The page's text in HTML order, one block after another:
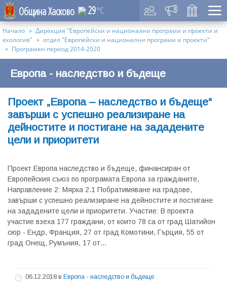
Община Хасково 29°C
Начало
Дирекция "Европейски и национални програми и проекти и
екология"
отдел "Европейски и национални програми и проекти"
Програмен период 2014-2020
Европа - наследство и бъдеще
Проект „Европа – наследство и бъдеще“
завърши с успешно реализиране на
дейностите и постигане на зададените
цели и приоритети
Проект Европа наследство и бъдеще, финансиран от
Европейския съюз по програмата Европа за гражданите,
Направление 2: Мярка 2.1 Побратимяване на градове,
завърши с успешно реализиране на дейностите и постигане
на зададените цели и приоритети. Участие: В проекта
участие взеха 177 граждани, от които 78 са от град Шатийон
сюр - Ендр, Франция, 27 от град Комотини, Гърция, 55 от
град Онещ, Румъния, 17 от...
06.12.2018 в Европа - наследство и бъдеще